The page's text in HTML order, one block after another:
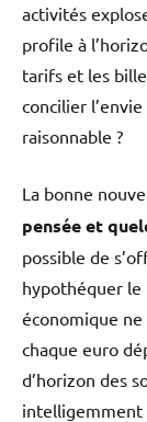
activités
profile à
tarifs et les
concilier
raisonnable ?
La bonne
pensée et
possible de
hypothéquer le
économique ne
chaque euro
d’horizon des
intelligemment